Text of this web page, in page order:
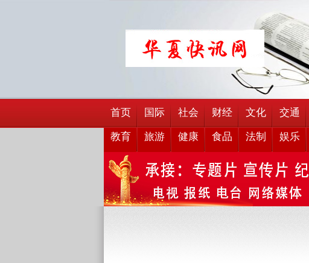
首页 国际 社会 财经 文化 交通
教育 旅游 健康 食品 法制 娱乐